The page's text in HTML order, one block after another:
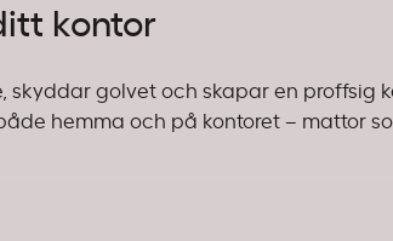
kontor
skyddar golvet och skapar en proffsig
hemma och på kontoret – mattor